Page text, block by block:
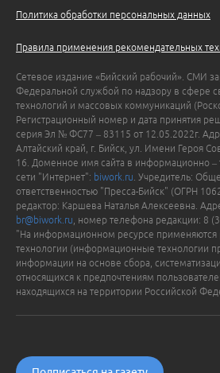
Политика обработки персональных данных
Правила применения рекомендательных
Сетевое издание «Бийский рабочий». СМИ
Федеральной службой по надзору в сфере
технологий и массовых коммуникаций
Регистрационный номер и дата принятия
серия Эл № ФС77 – 83115 от 12.05.2022г.
Алтайский край, г. Бийск, ул. Имени Героя
16. Доменное имя сайта в информационно
сети "Интернет": biwork.ru . Учредитель:
ответственностью "Пресса-Бийск" (ОГРН
редактор: Каршева Наталья Алексеевна.
br@biwork.ru , номер телефона редакции: 8
"На информационном ресурсе применяются
технологии (информационные технологии
информации на основе сбора,
относящихся к предпочтениям
находящихся на территории Российской